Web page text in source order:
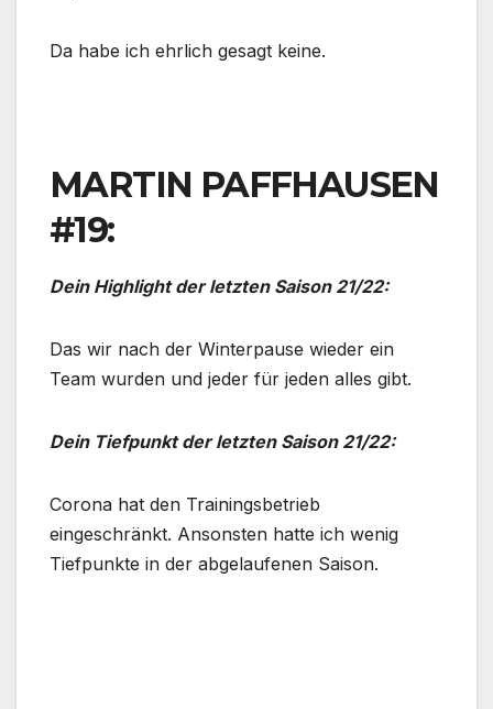
Da habe ich ehrlich gesagt keine.
MARTIN PAFFHAUSEN
#19:
Dein Highlight der letzten Saison 21/22:
Das wir nach der Winterpause wieder ein
Team wurden und jeder für jeden alles gibt.
Dein Tiefpunkt der letzten Saison 21/22:
Corona hat den Trainingsbetrieb
eingeschränkt. Ansonsten hatte ich wenig
Tiefpunkte in der abgelaufenen Saison.